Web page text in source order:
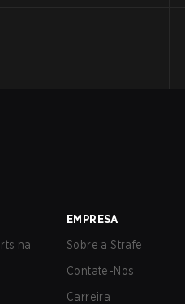
na
EMPRESA
Sobre a Strafe
Contate-Nos
Carreira